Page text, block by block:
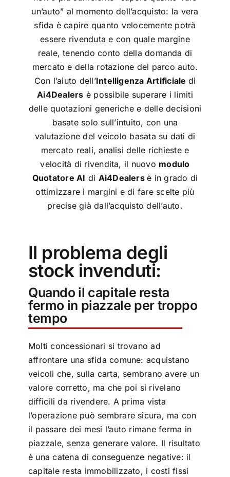
un’auto” al momento dell’acquisto: la vera
sfida è capire quanto velocemente potrà
essere rivenduta e con quale margine
reale, tenendo conto della domanda di
mercato e della rotazione del parco auto.
Con l’aiuto dell’Intelligenza Artificiale di
Ai4Dealers è possibile superare i limiti
delle quotazioni generiche e delle decisioni
basate solo sull’intuito, con una
valutazione del veicolo basata su dati di
mercato reali, analisi delle richieste e
velocità di rivendita, il nuovo modulo
Quotatore AI di Ai4Dealersè in grado di
ottimizzare i margini e di fare scelte più
precise già dall’acquisto dell’auto.
Il problema degli
stock invenduti:
Quando il capitale resta
fermo in piazzale per troppo
tempo
Molti concessionari si trovano ad
affrontare una sfida comune: acquistano
veicoli che, sulla carta, sembrano avere un
valore corretto, ma che poi si rivelano
difficili da rivendere. A prima vista
l’operazione può sembrare sicura, ma con
il passare dei mesi l’auto rimane ferma in
piazzale, senza generare valore. Il risultato
è una catena di conseguenze negative: il
capitale resta immobilizzato, i costi fissi